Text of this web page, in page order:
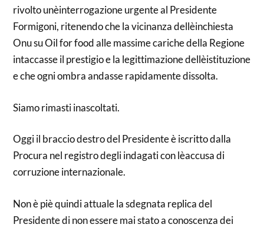
rivolto unèinterrogazione urgente al Presidente
Formigoni, ritenendo che la vicinanza dellèinchiesta
Onu su Oil for food alle massime cariche della Regione
intaccasse il prestigio e la legittimazione dellèistituzione
e che ogni ombra andasse rapidamente dissolta.
Siamo rimasti inascoltati.
Oggi il braccio destro del Presidente è iscritto dalla
Procura nel registro degli indagati con lèaccusa di
corruzione internazionale.
Non è piè quindi attuale la sdegnata replica del
Presidente di non essere mai stato a conoscenza dei